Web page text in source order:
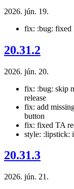
2026. jún. 19.
fix: :bug: fixed
20.31.2
2026. jún. 20.
fix: :bug: skip
release
fix: add
button
fix: fixed TA
style: :lipstick:
20.31.3
2026. jún. 21.